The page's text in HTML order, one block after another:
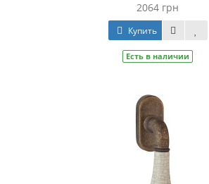
2064 грн
Купить
Есть в наличии